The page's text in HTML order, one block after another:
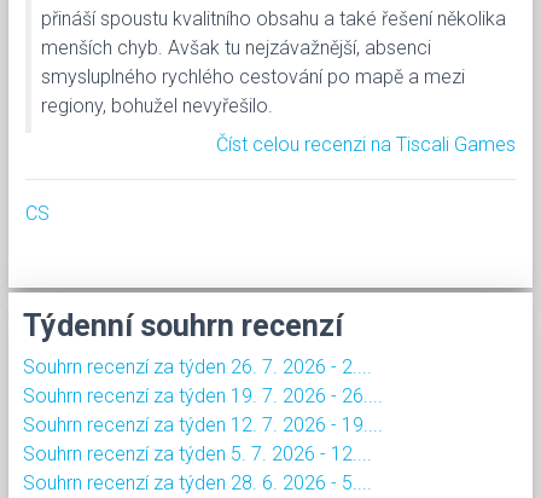
přináší spoustu kvalitního obsahu a také řešení několika
menších chyb. Avšak tu nejzávažnější, absenci
smysluplného rychlého cestování po mapě a mezi
regiony, bohužel nevyřešilo.
Číst celou recenzi na Tiscali Games
CS
Týdenní souhrn recenzí
Souhrn recenzí za týden 26. 7. 2026 - 2....
Souhrn recenzí za týden 19. 7. 2026 - 26....
Souhrn recenzí za týden 12. 7. 2026 - 19....
Souhrn recenzí za týden 5. 7. 2026 - 12....
Souhrn recenzí za týden 28. 6. 2026 - 5....